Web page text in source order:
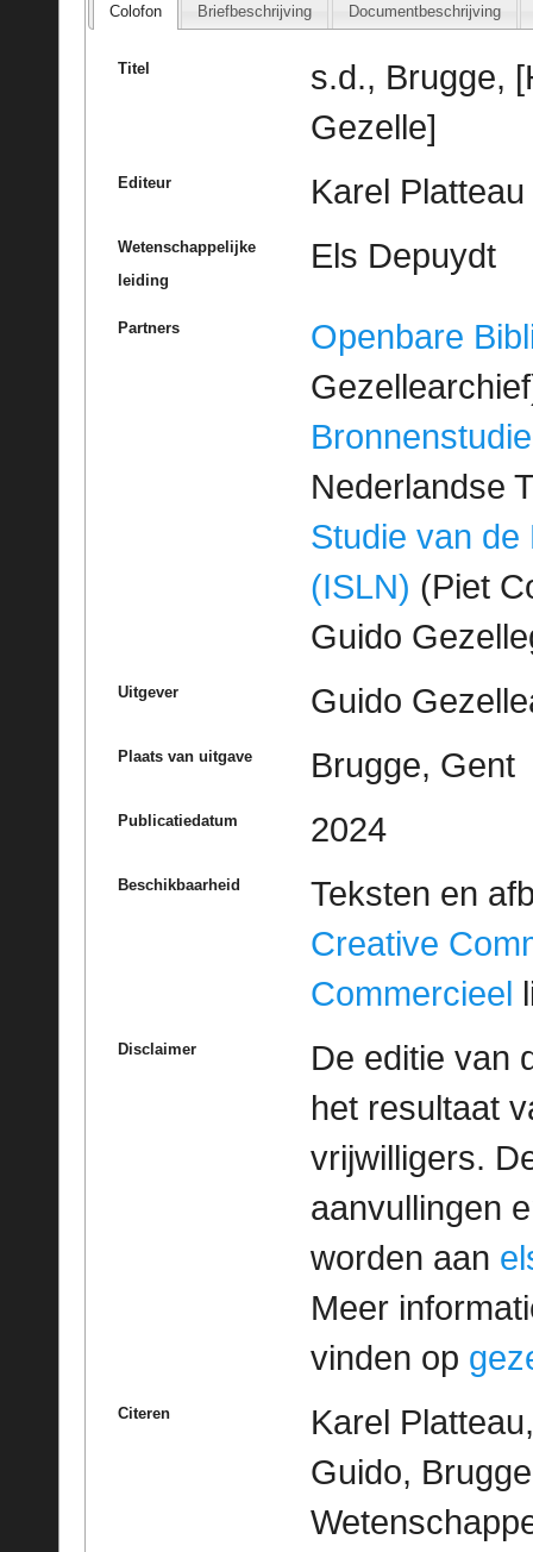
Colofon Briefbeschrijving Documentbeschrijving
Titel
s.d., Brugge,
Gezelle]
Editeur Karel Platteau
Wetenschappelijke
leiding
Els Depuydt
Partners
Openbare
Bronnenstudie
Nederlandse
Studie van de
(ISLN) (Piet
Guido
Uitgever Guido
Plaats van uitgave Brugge, Gent
Publicatiedatum 2024
Beschikbaarheid
Teksten en
Creative
Commercieel
Disclaimer
De editie van
het resultaat
vrijwilligers.
aanvullingen
worden aan
Meer
vinden op
Citeren
Karel
Guido,